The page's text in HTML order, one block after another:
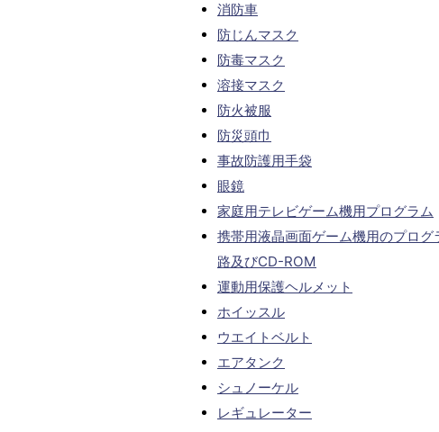
消防車
防じんマスク
防毒マスク
溶接マスク
防火被服
防災頭巾
事故防護用手袋
眼鏡
家庭用テレビゲーム機用プログラム
携帯用液晶画面ゲーム機用のプログ
路及びCD-ROM
運動用保護ヘルメット
ホイッスル
ウエイトベルト
エアタンク
シュノーケル
レギュレーター